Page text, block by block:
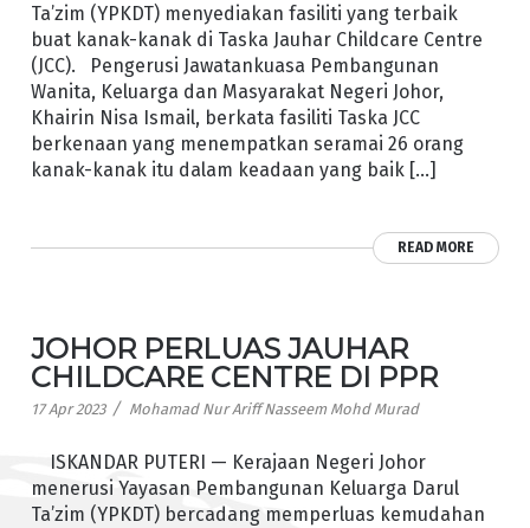
Ta’zim (YPKDT) menyediakan fasiliti yang terbaik
buat kanak-kanak di Taska Jauhar Childcare Centre
(JCC). Pengerusi Jawatankuasa Pembangunan
Wanita, Keluarga dan Masyarakat Negeri Johor,
Khairin Nisa Ismail, berkata fasiliti Taska JCC
berkenaan yang menempatkan seramai 26 orang
kanak-kanak itu dalam keadaan yang baik […]
READ MORE
JOHOR PERLUAS JAUHAR
CHILDCARE CENTRE DI PPR
17 Apr 2023 / Mohamad Nur Ariff Nasseem Mohd Murad
ISKANDAR PUTERI — Kerajaan Negeri Johor
menerusi Yayasan Pembangunan Keluarga Darul
Ta’zim (YPKDT) bercadang memperluas kemudahan